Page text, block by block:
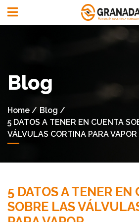
Iniciar
Registrarse
ACCESORIOS
Blog
Home
Blog
5 DATOS A TENER EN CUENTA
VÁLVULAS CORTINA PARA VAPOR
5 DATOS A TENER EN
SOBRE LAS